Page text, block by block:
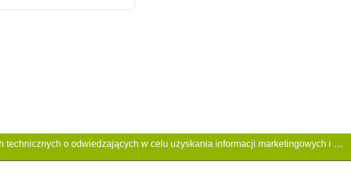
Ta Strona używa plików «cookies». Portal korzysta również z serwisu internetowego do zbierania danych technicznych o odwiedzających w celu uzyskania informacji marketingowych i statystycznych. Warunki przetwarzania danych odwiedzających Stronę, patrz: